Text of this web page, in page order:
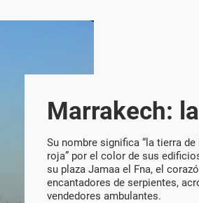
Marrakech:
Su nombre significa “la tierra
roja” por el color de sus
su plaza Jamaa el Fna, el
encantadores de serpientes,
vendedores ambulantes.